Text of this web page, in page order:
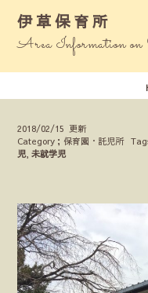
伊草保育所
Area Information
2018/02/15 更新
Category；保育園・託児所
児,未就学児